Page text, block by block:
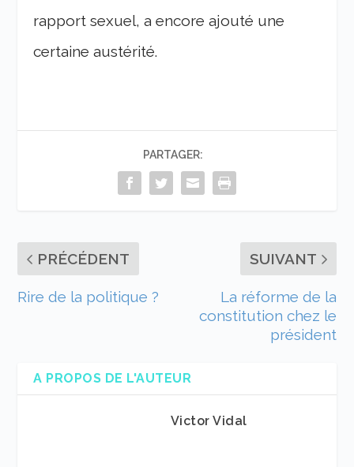
rapport sexuel, a encore ajouté une
certaine austérité.
PARTAGER:
PRÉCÉDENT
Rire de la politique ?
SUIVANT
La réforme de la
constitution chez le
président
A PROPOS DE L'AUTEUR
Victor Vidal